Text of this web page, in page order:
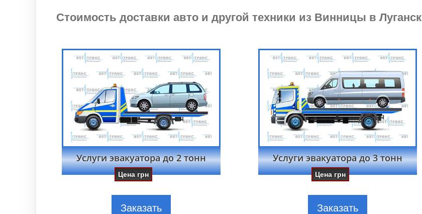
Стоимость доставки авто и другой техники из Винницы в Луганск
Услуги эвакуатора до 2 тонн
Цена грн
Заказать
Услуги эвакуатора до 3 тонн
Цена грн
Заказать